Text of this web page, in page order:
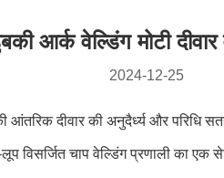
आर्क वेल्डिंग मोटी
2024-12-25
दीवार की अनुदैर्ध्य और परिधि
लूप विसर्जित चाप वेल्डिंग प्रणाली